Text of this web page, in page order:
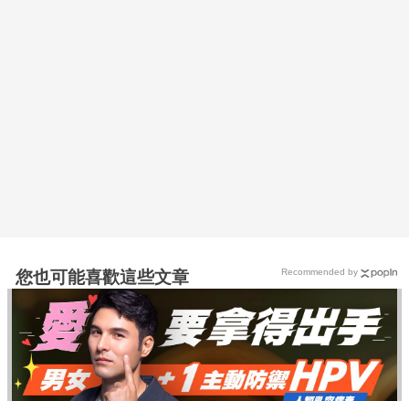
您也可能喜歡這些文章 Recommended by